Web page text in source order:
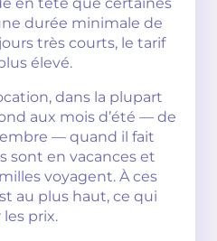
durée minimale de
très courts, le tarif
élevé.
dans la plupart
aux mois d’été — de
— quand il fait
sont en vacances et
voyagent. À ces
au plus haut, ce qui
prix.